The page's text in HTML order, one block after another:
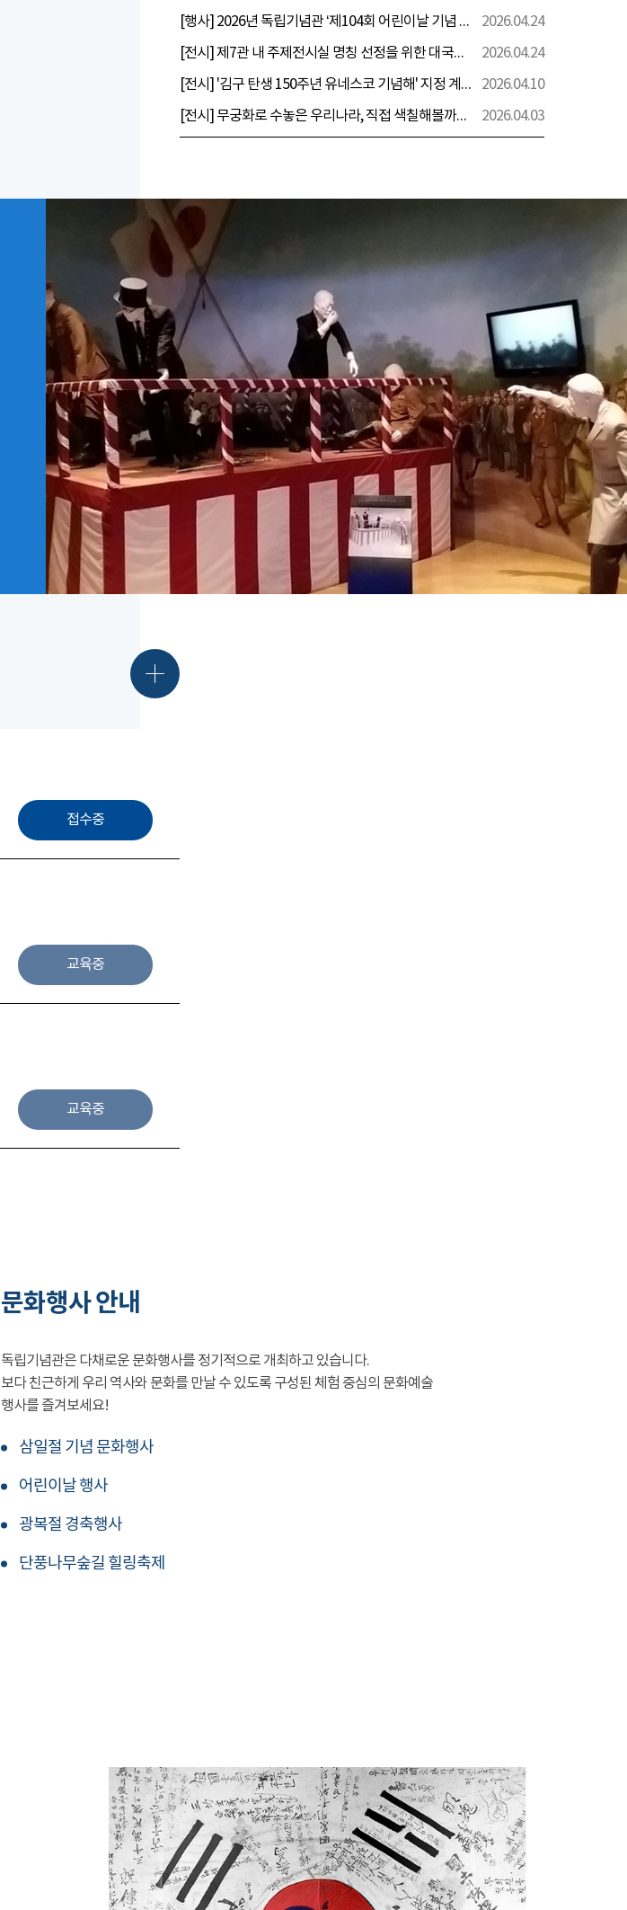
[행사] 2026년 독립기념관 ‘제104회 어린이날 기념 행사’ 안내
2026.04.24
[전시] 제7관 내 주제전시실 명칭 선정을 위한 대국민 의견 수렴 실시
2026.04.24
[전시] '김구 탄생 150주년 유네스코 기념해' 지정 계기 AI영상 국민공모 개최 안내
2026.04.10
[전시] 무궁화로 수놓은 우리나라, 직접 색칠해볼까요?
2026.04.03
접수중
교육중
교육중
문화행사 안내
독립기념관은 다채로운 문화행사를 정기적으로 개최하고 있습니다.
보다 친근하게 우리 역사와 문화를 만날 수 있도록 구성된 체험 중심의 문화예술
행사를 즐겨보세요!
삼일절 기념 문화행사
어린이날 행사
광복절 경축행사
단풍나무숲길 힐링축제